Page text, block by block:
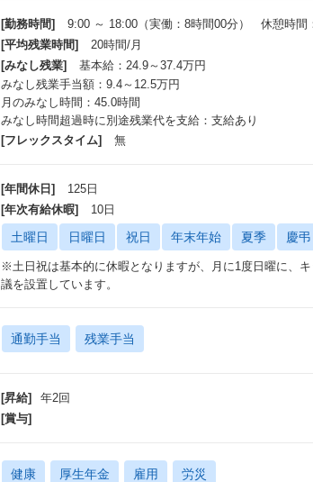
導入校の先生に電話やオンライン会議ツールで活用度を向
・基本操作のレクチャー、応用的な利用方法、就活におけ
・学校側の就職状況や進路指導のカリキュラムに応じた、
「先生がもっとサービスを活用できるために何をすればいい
「先生の業務負担を減らしながら、生徒のより良いキャリ
この2つを軸にサポートを行います。
[勤務時間]
9:00 ～ 18:00（実働：8時間00分） 休憩時間
[平均残業時間]
20時間/月
[みなし残業]
基本給：24.9～37.4万円
みなし残業手当額：9.4～12.5万円
月のみなし時間：45.0時間
みなし時間超過時に別途残業代を支給：支給あり
[フレックスタイム]
無
[年間休日]
125日
[年次有給休暇]
10日
土曜日 日曜日 祝日 年末年始 夏季 慶弔
※土日祝は基本的に休暇となりますが、月に1度日曜に、
議を設置しています。
通勤手当 残業手当
[昇給]
年2回
[賞与]
健康 厚生年金 雇用 労災